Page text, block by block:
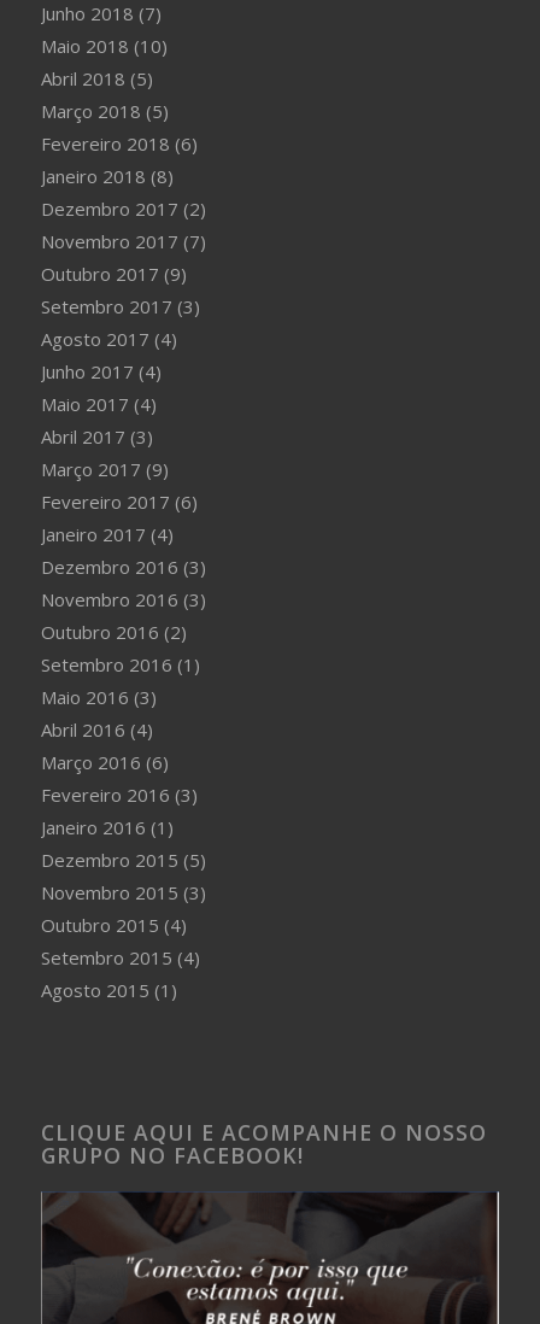
Junho 2018 (7)
Maio 2018 (10)
Abril 2018 (5)
Março 2018 (5)
Fevereiro 2018 (6)
Janeiro 2018 (8)
Dezembro 2017 (2)
Novembro 2017 (7)
Outubro 2017 (9)
Setembro 2017 (3)
Agosto 2017 (4)
Junho 2017 (4)
Maio 2017 (4)
Abril 2017 (3)
Março 2017 (9)
Fevereiro 2017 (6)
Janeiro 2017 (4)
Dezembro 2016 (3)
Novembro 2016 (3)
Outubro 2016 (2)
Setembro 2016 (1)
Maio 2016 (3)
Abril 2016 (4)
Março 2016 (6)
Fevereiro 2016 (3)
Janeiro 2016 (1)
Dezembro 2015 (5)
Novembro 2015 (3)
Outubro 2015 (4)
Setembro 2015 (4)
Agosto 2015 (1)
CLIQUE AQUI E ACOMPANHE O NOSSO
GRUPO NO FACEBOOK!